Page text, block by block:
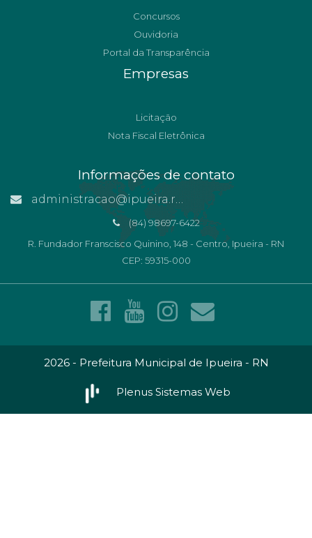
Concursos
Ouvidoria
Portal da Transparência
Empresas
Licitação
Nota Fiscal Eletrônica
Informações de contato
administracao@ipueira.rn.gov.br
(84) 98697-6422
R. Fundador Franscisco Quinino, 148 - Centro, Ipueira - RN
CEP: 59315-000
2026 - Prefeitura Municipal de Ipueira - RN
Plenus Sistemas Web